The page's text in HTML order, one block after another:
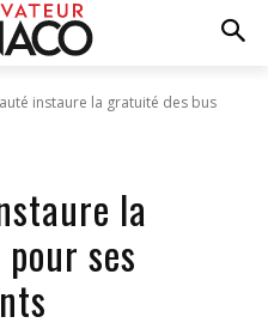
instaure la gratuité des bus
la
ses